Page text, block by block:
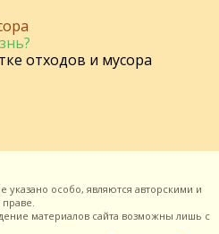
отходов и мусора
особо, являются авторскими и
материалов сайта возможны лишь с